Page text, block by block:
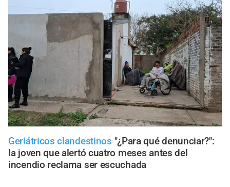
Geriátricos clandestinos "¿Para qué denunciar?":
la joven que alertó cuatro meses antes del
incendio reclama ser escuchada